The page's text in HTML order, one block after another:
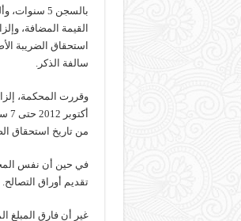
سالفة الذكر.
من تاريخ استحقاق
تقديم أوراق التصالح.